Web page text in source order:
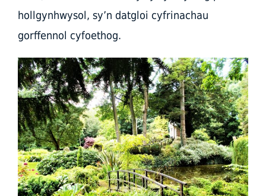
hollgynhwysol, sy’n datgloi cyfrinachau
gorffennol cyfoethog.